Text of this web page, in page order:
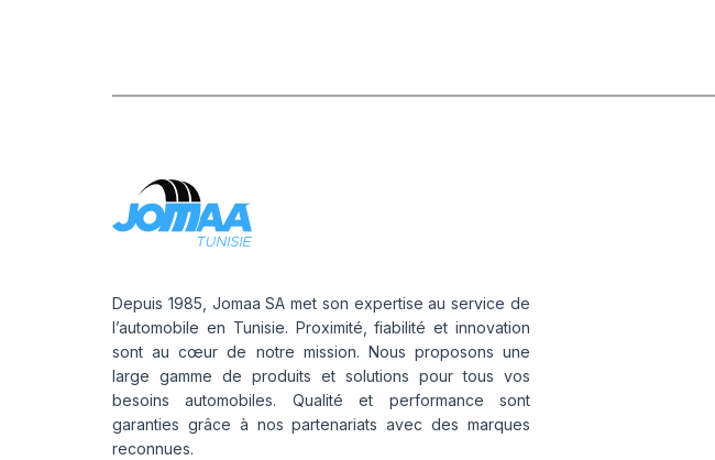
Depuis 1985, Jomaa SA met son expertise au service de
l’automobile en Tunisie. Proximité, fiabilité et innovation
sont au cœur de notre mission. Nous proposons une
large gamme de produits et solutions pour tous vos
besoins automobiles. Qualité et performance sont
garanties grâce à nos partenariats avec des marques
reconnues.